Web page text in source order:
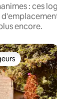
: ces
encore.
les plus